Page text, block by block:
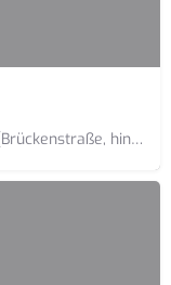
Der Friseursalon Aramaci in Leichlingen (Brückenstraße, hinter der OIL-Tankstelle) überzeugt mit freundlichem…